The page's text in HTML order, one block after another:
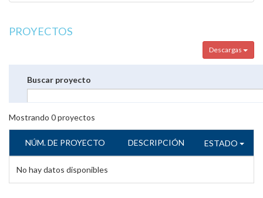
PROYECTOS
Descargas
Buscar proyecto
Mostrando 0proyectos
NÚM. DE PROYECTO DESCRIPCIÓN ESTADO
No hay datos disponibles